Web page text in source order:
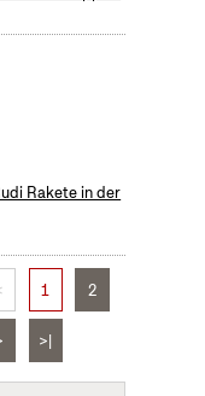
Rakete in der
1 2
>|